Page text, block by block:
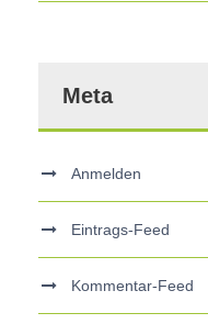
Meta
Anmelden
Eintrags-Feed
Kommentar-Feed